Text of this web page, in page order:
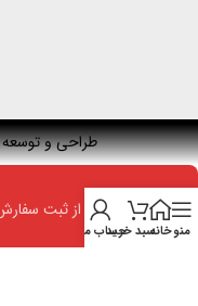
طراحی و
⚠️ حتما بعد از ثبت
منوخانهسبد خریدحساب من